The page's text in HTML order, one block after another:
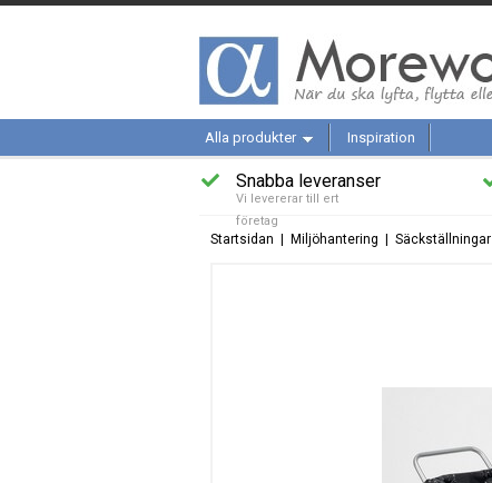
Alla produkter Inspiration
Snabba leveranser
Vi levererar till ert
företag
Startsidan Miljöhantering Säckställningar